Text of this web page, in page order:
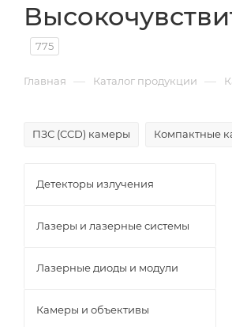
775
Главная — Каталог продукции —
ПЗС (CCD) камеры Компактные
Детекторы излучения
Лазеры и лазерные системы
Лазерные диоды и модули
Камеры и объективы